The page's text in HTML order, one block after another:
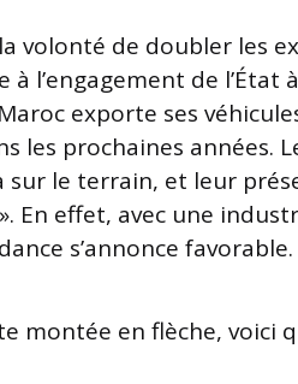
volonté de doubler les
l’engagement de l’État
exporte ses
les prochaines années.
sur le terrain, et leur
En effet, avec une
s’annonce favorable.
montée en flèche, voici